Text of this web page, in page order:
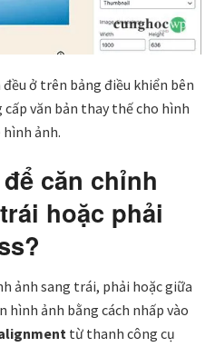
ở trên bảng điều khiển bên
cấp văn bản thay thế cho hình
ảnh.
căn chỉnh
hoặc phải
ảnh sang trái, phải hoặc giữa
hình ảnh bằng cách nhấp vào
từ thanh công cụ